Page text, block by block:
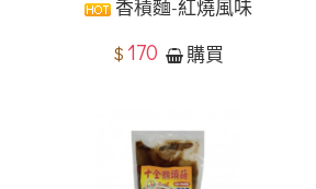
香積麵-紅燒風味
$ 170 購買